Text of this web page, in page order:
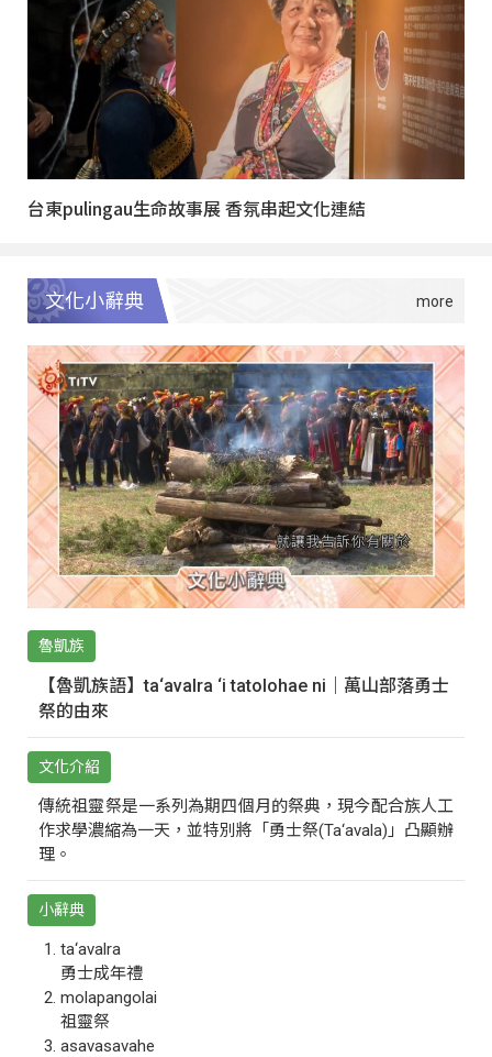
台東pulingau生命故事展 香氛串起文化連結
文化小辭典
魯凱族
【魯凱族語】ta‘avalra ‘i tatolohae ni｜萬山部落勇士
祭的由來
文化介紹
傳統祖靈祭是一系列為期四個月的祭典，現今配合族人工
作求學濃縮為一天，並特別將「勇士祭(Ta‘avala)」凸顯辦
理。
小辭典
ta‘avalra
勇士成年禮
molapangolai
祖靈祭
asavasavahe